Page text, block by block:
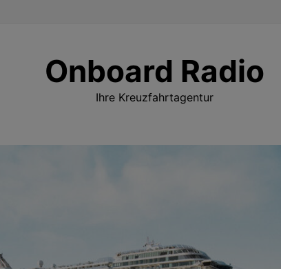
Onboard Radio
Ihre Kreuzfahrtagentur